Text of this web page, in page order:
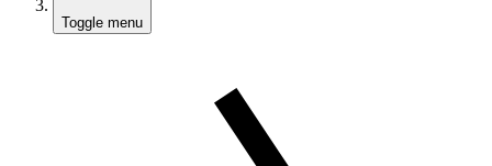
Toggle menu